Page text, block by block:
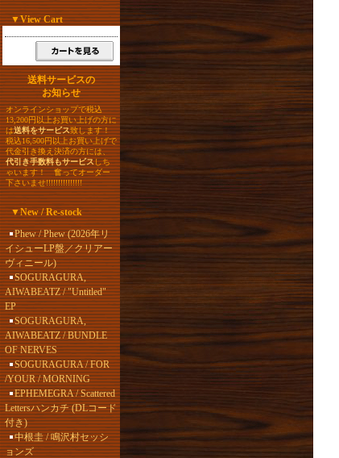
▼View Cart
送料サービスの
お知らせ
オンラインショップで税込
13,200円以上お買い上げの方に
は送料をサービス致します！
税込16,500円以上お買い上げで
代金引き換え決済の方には、
代引き手数料もサービスしち
ゃいます！ 奮ってオーダー
下さいませ!!!!!!!!!!!!!!!
▼New / Re-stock
Phew / Phew (2026年リ
イシューLP盤／クリアー
ヴィニール)
SOGURAGURA,
AIWABEATZ / "Untitled"
EP
SOGURAGURA,
AIWABEATZ / BUNDLE
OF NERVES
SOGURAGURA / FOR
/YOUR / MORNING
EPHEMEGRA / Scattered
Lettersハンカチ (DLコード
付き)
中根圭 / 鳴沢村セッシ
ョンズ